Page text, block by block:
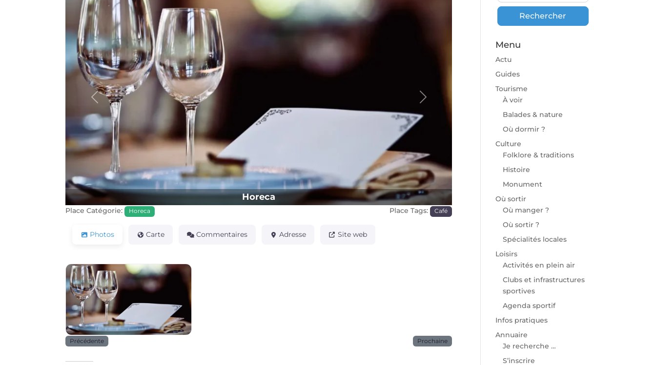
Horeca
Précédente Prochaine
Place Catégorie: Horeca Place Tags: Café
Photos Carte Commentaires Adresse Site web
Horeca
Précédente Prochaine
Rechercher
Menu
Actu
Guides
Tourisme
À voir
Balades & nature
Où dormir ?
Culture
Folklore & traditions
Histoire
Monument
Où sortir
Où manger ?
Où sortir ?
Spécialités locales
Loisirs
Activités en plein air
Clubs et infrastructures
sportives
Agenda sportif
Infos pratiques
Annuaire
Je recherche …
S’inscrire